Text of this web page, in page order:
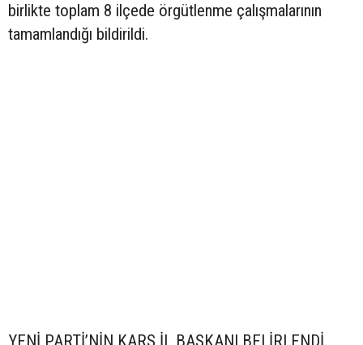
birlikte toplam 8 ilçede örgütlenme çalışmalarının
tamamlandığı bildirildi.
YENİ PARTİ’NİN KARS İL BAŞKANI BELİRLENDİ